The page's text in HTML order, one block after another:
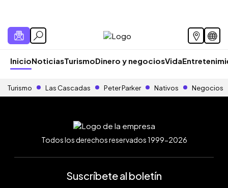
InicioNoticiasTurismoDinero y negociosVida
Turismo Las Cascadas Peter Parker Nativos Negocios
Todos los derechos reservados 1999-2026
Suscríbete al boletín